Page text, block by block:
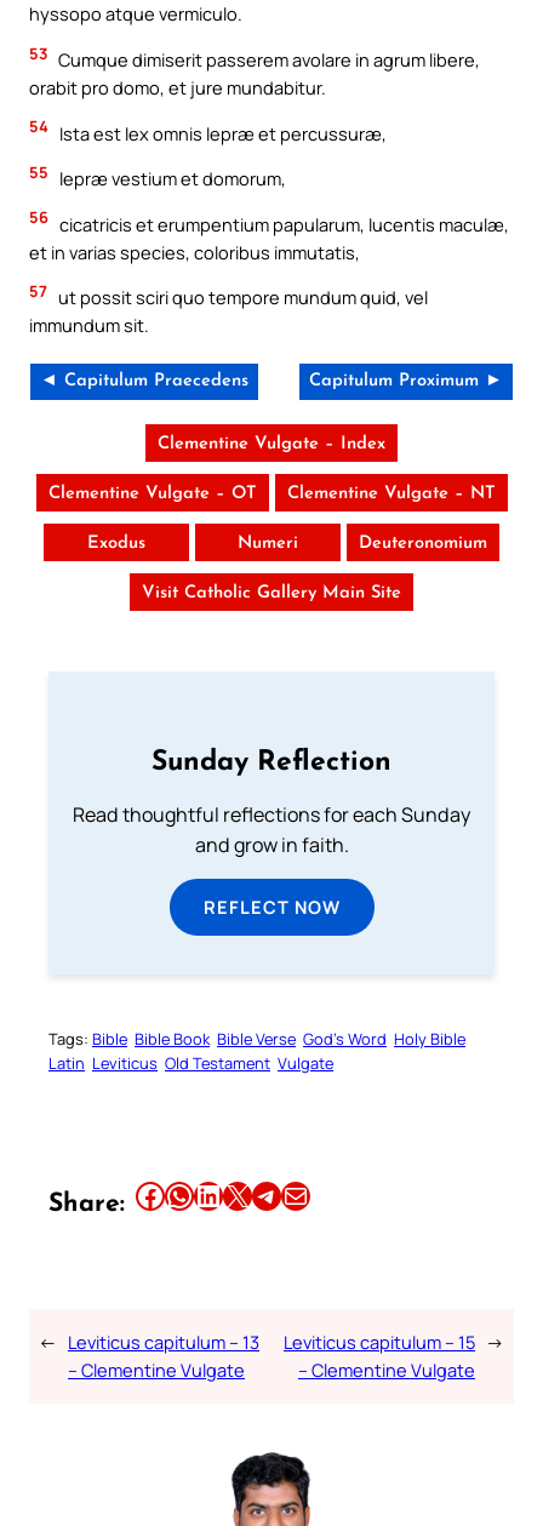
hyssopo atque vermiculo.
53 Cumque dimiserit passerem avolare in agrum libere,
orabit pro domo, et jure mundabitur.
54 Ista est lex omnis lepræ et percussuræ,
55 lepræ vestium et domorum,
56 cicatricis et erumpentium papularum, lucentis maculæ,
et in varias species, coloribus immutatis,
57 ut possit sciri quo tempore mundum quid, vel
immundum sit.
◄ Capitulum Praecedens Capitulum Proximum ►
Clementine Vulgate – Index
Clementine Vulgate – OT Clementine Vulgate – NT
Exodus Numeri Deuteronomium
Visit Catholic Gallery Main Site
Sunday Reflection
Read thoughtful reflections for each Sunday
and grow in faith.
REFLECT NOW
Tags: Bible Bible Book Bible Verse God’s Word Holy Bible
Latin Leviticus Old Testament Vulgate
Share: Share this article on Facebook Share this article on WhatsApp Share this article on LinkedIn Share this article on X Share this article on TelegramEmail this Article
← Leviticus capitulum – 13
– Clementine Vulgate
Leviticus capitulum – 15
– Clementine Vulgate
→